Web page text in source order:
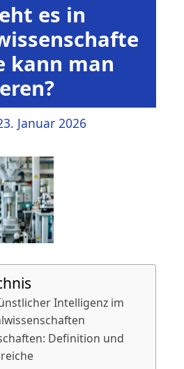
es in
kann man
Januar 2026
Intelligenz im
Definition und